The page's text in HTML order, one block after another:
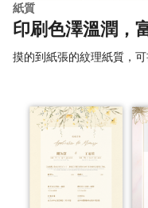
紙質
印刷色澤溫潤，
摸的到紙張的紋理紙質，可